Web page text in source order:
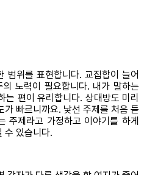
범위를 표현합니다. 교집합이 늘어
노력이 필요합니다. 내가 말하는
편이 유리합니다. 상대방도 미리
빠르니까요. 낯선 주제를 처음 듣
주제라고 가정하고 이야기를 하게
수 있습니다.